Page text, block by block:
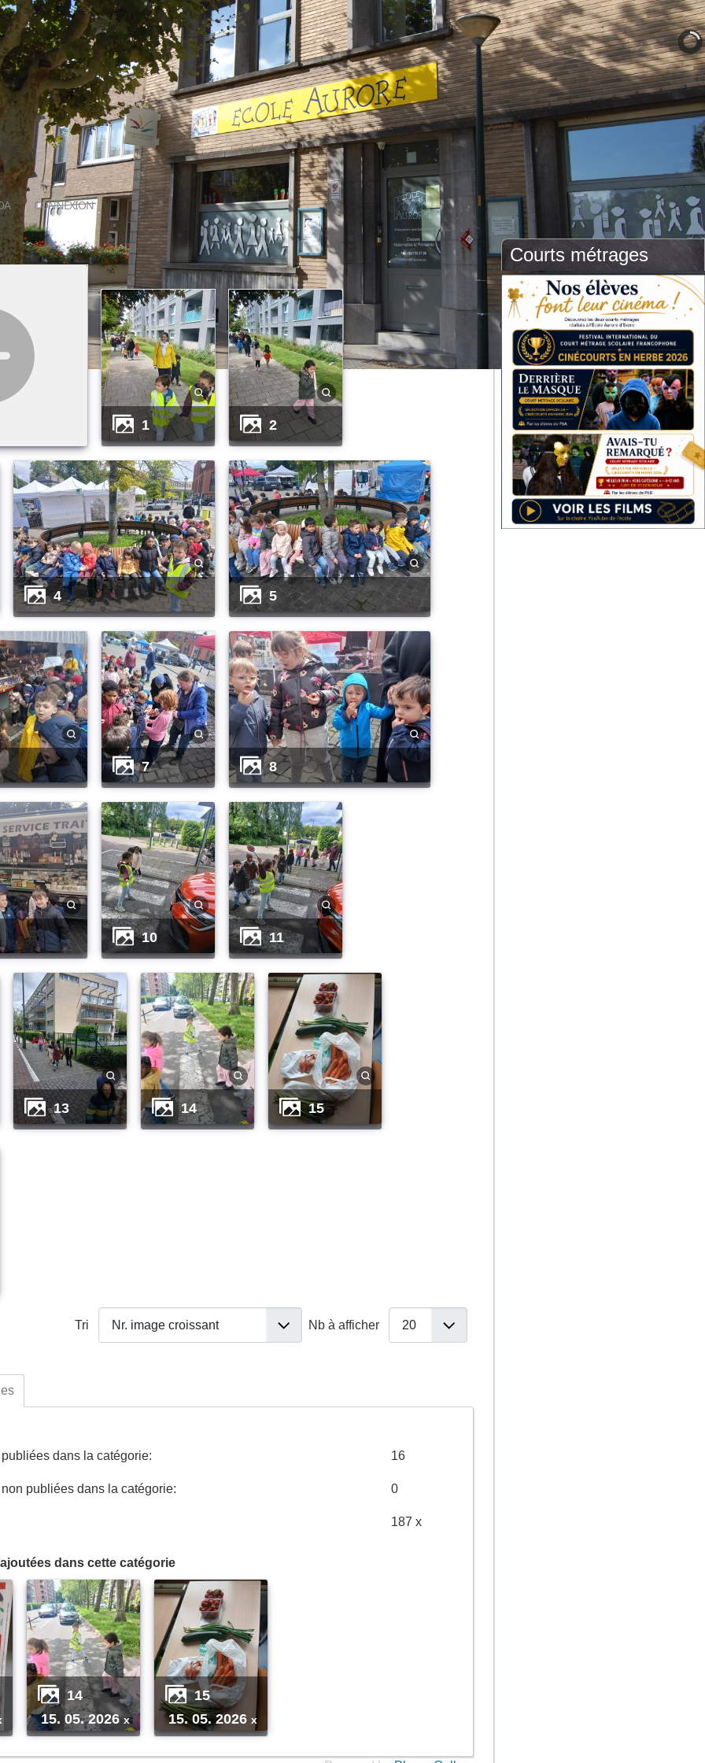
CONNEXION
1 2
4 5
7 8
10 11
13 14 15
Tri Nb à afficher
dans la catégorie: 16
publiées dans la catégorie: 0
187 x
dans cette catégorie
14
15. 05. 2026x
15
15. 05. 2026 x
Courts métrages